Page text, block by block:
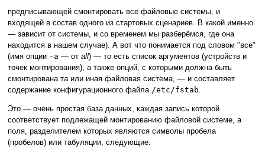
предписывающей смонтировать все файловые системы, и
входящей в состав одного из стартовых сценариев. В какой именно
— зависит от системы, и со временем мы разберёмся, где она
находится в нашем случае). А вот что понимается под словом "все"
(имя опции -a — от all) — то есть список аргументов (устройств и
точек монтирования), а также опций, с которыми должна быть
смонтирована та или иная файловая система, — и составляет
содержание конфигурационного файла /etc/fstab.
Это — очень простая база данных, каждая запись которой
соответствует подлежащей монтированию файловой системе, а
поля, разделителем которых являются символы пробела
(пробелов) или табуляции, следующие: